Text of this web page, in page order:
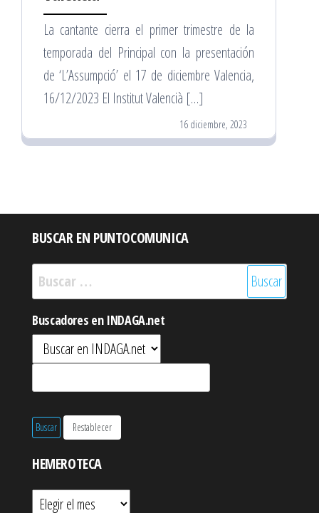
La cantante cierra el primer trimestre de la
temporada del Principal con la presentación
de ‘L’Assumpció’ el 17 de diciembre Valencia,
16/12/2023 El Institut Valencià […]
16 diciembre, 2023
BUSCAR EN PUNTOCOMUNICA
Buscar:
Buscadores en INDAGA.net
HEMEROTECA
Hemeroteca